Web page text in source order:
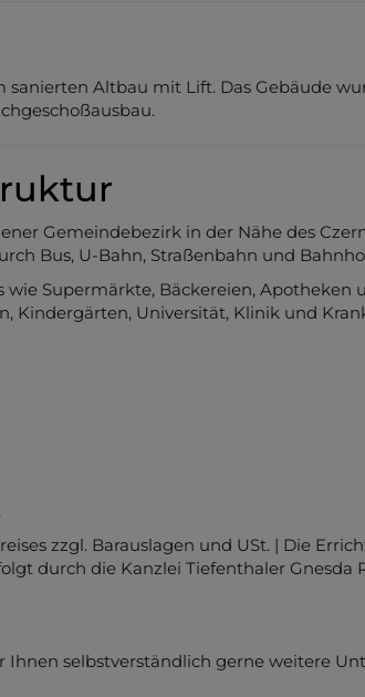
sanierten Altbau mit Lift. Das Gebäude
Gemeindebezirk in der Nähe des
Bus, U-Bahn, Straßenbahn und
Supermärkte, Bäckereien, Apotheken
Kindergärten, Universität, Klinik und
zzgl. Barauslagen und USt. | Die
durch die Kanzlei Tiefenthaler Gnesda
Ihnen selbstverständlich gerne weitere